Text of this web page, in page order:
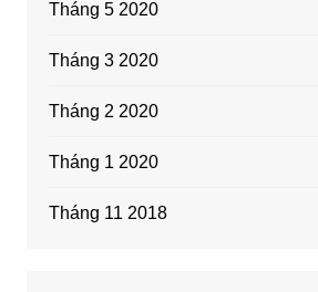
Tháng 5 2020
Tháng 3 2020
Tháng 2 2020
Tháng 1 2020
Tháng 11 2018